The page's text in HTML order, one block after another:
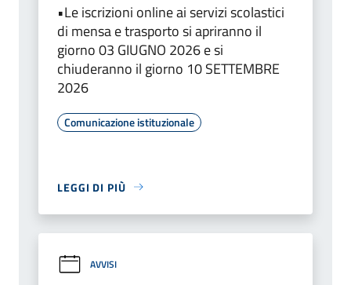
•Le iscrizioni online ai servizi scolastici
di mensa e trasporto si apriranno il
giorno 03 GIUGNO 2026 e si
chiuderanno il giorno 10 SETTEMBRE
2026
Comunicazione istituzionale
LEGGI DI PIÙ
AVVISI